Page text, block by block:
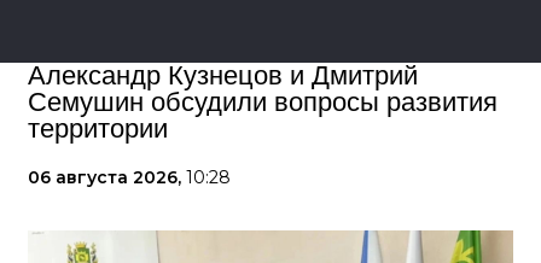
Александр Кузнецов и Дмитрий
Семушин обсудили вопросы развития
территории
06 августа 2026, 10:28